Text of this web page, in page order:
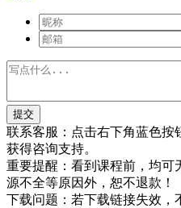
提交
联系客服： 点击右下角蓝色按
获得咨询支持。
重要提醒： 看到课程前，均可
源不全等原因外，恕不退款！
下载问题： 若下载链接失效，